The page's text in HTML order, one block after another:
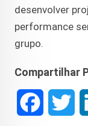
desenvolver
performance
grupo.
Compartilhar